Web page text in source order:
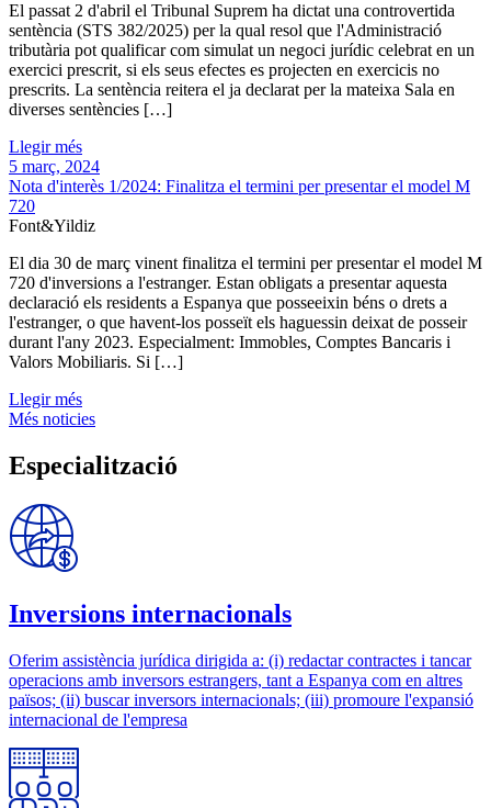
El passat 2 d'abril el Tribunal Suprem ha dictat una controvertida
sentència (STS 382/2025) per la qual resol que l'Administració
tributària pot qualificar com simulat un negoci jurídic celebrat en un
exercici prescrit, si els seus efectes es projecten en exercicis no
prescrits. La sentència reitera el ja declarat per la mateixa Sala en
diverses sentències […]
Llegir més
5 març, 2024
Nota d'interès 1/2024: Finalitza el termini per presentar el model M
720
Font&Yildiz
El dia 30 de març vinent finalitza el termini per presentar el model M
720 d'inversions a l'estranger. Estan obligats a presentar aquesta
declaració els residents a Espanya que posseeixin béns o drets a
l'estranger, o que havent-los posseït els haguessin deixat de posseir
durant l'any 2023. Especialment: Immobles, Comptes Bancaris i
Valors Mobiliaris. Si […]
Llegir més
Més noticies
Especialització
Inversions internacionals
Oferim assistència jurídica dirigida a: (i) redactar contractes i tancar
operacions amb inversors estrangers, tant a Espanya com en altres
països; (ii) buscar inversors internacionals; (iii) promoure l'expansió
internacional de l'empresa